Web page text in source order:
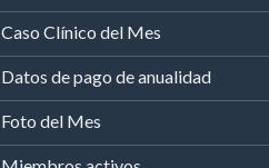
Caso Clínico del Mes
Datos de pago de anualidad
Foto del Mes